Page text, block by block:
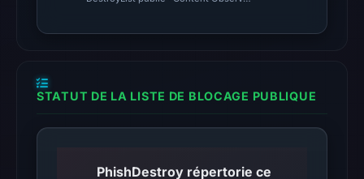
UTC.
Browsing
recorded
no
on
STATUT DE LA LISTE DE BLOCAGE PUBLIQUE
PhishDestroy répertorie ce